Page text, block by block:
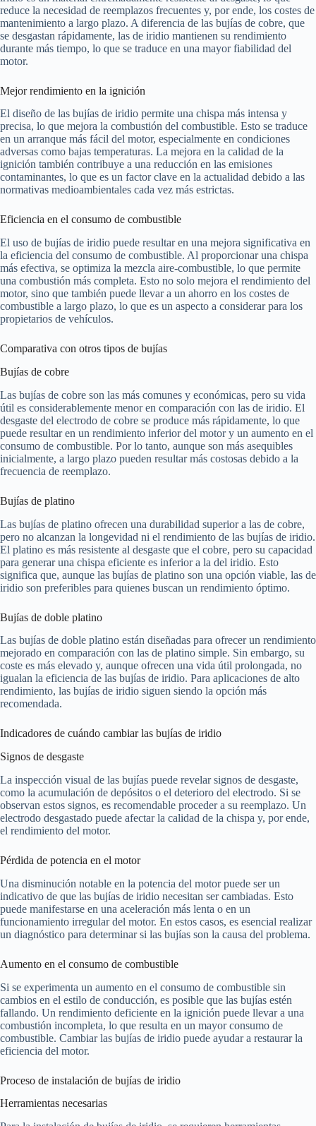
reduce la necesidad de reemplazos frecuentes y, por ende, los costes de
mantenimiento a largo plazo. A diferencia de las bujías de cobre, que
se desgastan rápidamente, las de iridio mantienen su rendimiento
durante más tiempo, lo que se traduce en una mayor fiabilidad del
motor.
Mejor rendimiento en la ignición
El diseño de las bujías de iridio permite una chispa más intensa y
precisa, lo que mejora la combustión del combustible. Esto se traduce
en un arranque más fácil del motor, especialmente en condiciones
adversas como bajas temperaturas. La mejora en la calidad de la
ignición también contribuye a una reducción en las emisiones
contaminantes, lo que es un factor clave en la actualidad debido a las
normativas medioambientales cada vez más estrictas.
Eficiencia en el consumo de combustible
El uso de bujías de iridio puede resultar en una mejora significativa en
la eficiencia del consumo de combustible. Al proporcionar una chispa
más efectiva, se optimiza la mezcla aire-combustible, lo que permite
una combustión más completa. Esto no solo mejora el rendimiento del
motor, sino que también puede llevar a un ahorro en los costes de
combustible a largo plazo, lo que es un aspecto a considerar para los
propietarios de vehículos.
Comparativa con otros tipos de bujías
Bujías de cobre
Las bujías de cobre son las más comunes y económicas, pero su vida
útil es considerablemente menor en comparación con las de iridio. El
desgaste del electrodo de cobre se produce más rápidamente, lo que
puede resultar en un rendimiento inferior del motor y un aumento en el
consumo de combustible. Por lo tanto, aunque son más asequibles
inicialmente, a largo plazo pueden resultar más costosas debido a la
frecuencia de reemplazo.
Bujías de platino
Las bujías de platino ofrecen una durabilidad superior a las de cobre,
pero no alcanzan la longevidad ni el rendimiento de las bujías de iridio.
El platino es más resistente al desgaste que el cobre, pero su capacidad
para generar una chispa eficiente es inferior a la del iridio. Esto
significa que, aunque las bujías de platino son una opción viable, las de
iridio son preferibles para quienes buscan un rendimiento óptimo.
Bujías de doble platino
Las bujías de doble platino están diseñadas para ofrecer un rendimiento
mejorado en comparación con las de platino simple. Sin embargo, su
coste es más elevado y, aunque ofrecen una vida útil prolongada, no
igualan la eficiencia de las bujías de iridio. Para aplicaciones de alto
rendimiento, las bujías de iridio siguen siendo la opción más
recomendada.
Indicadores de cuándo cambiar las bujías de iridio
Signos de desgaste
La inspección visual de las bujías puede revelar signos de desgaste,
como la acumulación de depósitos o el deterioro del electrodo. Si se
observan estos signos, es recomendable proceder a su reemplazo. Un
electrodo desgastado puede afectar la calidad de la chispa y, por ende,
el rendimiento del motor.
Pérdida de potencia en el motor
Una disminución notable en la potencia del motor puede ser un
indicativo de que las bujías de iridio necesitan ser cambiadas. Esto
puede manifestarse en una aceleración más lenta o en un
funcionamiento irregular del motor. En estos casos, es esencial realizar
un diagnóstico para determinar si las bujías son la causa del problema.
Aumento en el consumo de combustible
Si se experimenta un aumento en el consumo de combustible sin
cambios en el estilo de conducción, es posible que las bujías estén
fallando. Un rendimiento deficiente en la ignición puede llevar a una
combustión incompleta, lo que resulta en un mayor consumo de
combustible. Cambiar las bujías de iridio puede ayudar a restaurar la
eficiencia del motor.
Proceso de instalación de bujías de iridio
Herramientas necesarias